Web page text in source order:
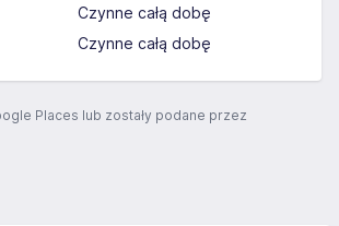
Czynne całą dobę
Czynne całą dobę
Places lub zostały podane przez